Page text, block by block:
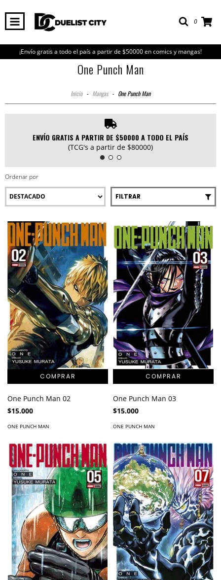
0
¡Envío gratis a todo el país a partir de $50000 en comics y mangas!
One Punch Man
Inicio - Mangas - One Punch Man
ENVÍO GRATIS A PARTIR DE $50000 A TODO EL PAÍS
(TCG's a partir de $80000)
Ordenar por
FILTRAR
One Punch Man 02
$15.000
ONE PUNCH MAN
One Punch Man 03
$15.000
ONE PUNCH MAN